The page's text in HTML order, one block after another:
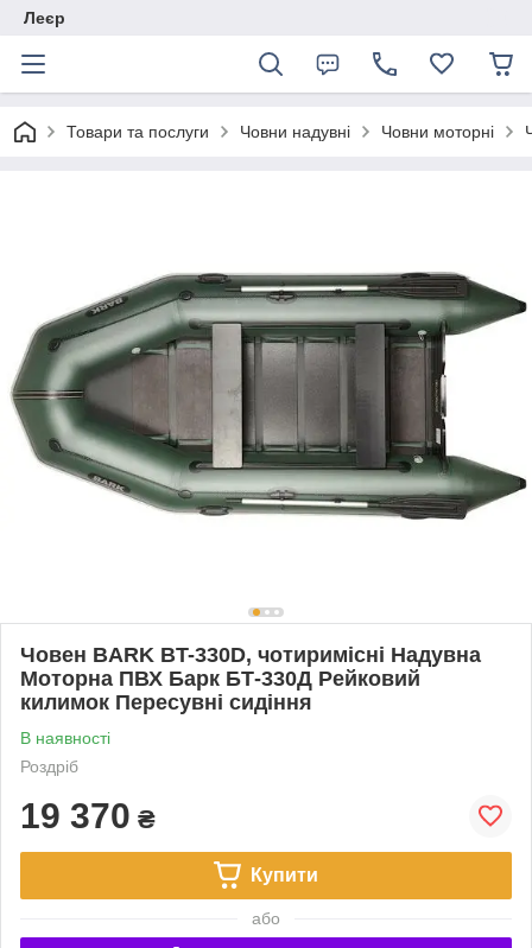
Леєр
Товари та послуги Човни надувні Човни моторні
Човен BARK BT-330D, чотиримісні Надувна
Моторна ПВХ Барк БТ-330Д Рейковий
килимок Пересувні сидіння
В наявності
Роздріб
19 370 ₴
Купити
або